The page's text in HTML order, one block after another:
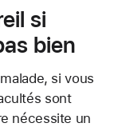
si
bien
si vous
sont
nécessite un